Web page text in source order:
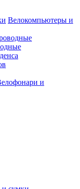
Велокомпьютеры и
и